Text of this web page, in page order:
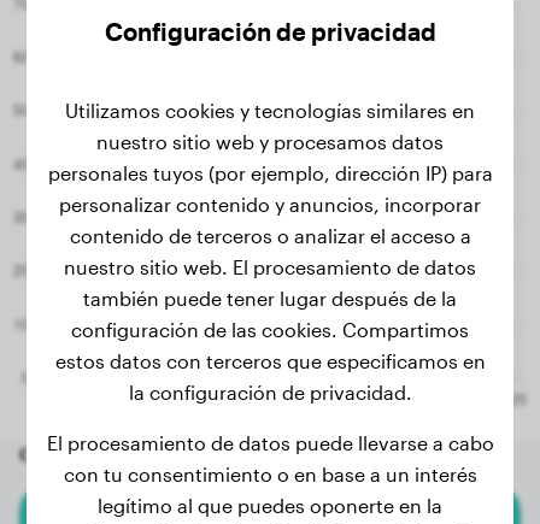
Otros perros aleatorios
Configuración de privacidad
Utilizamos cookies y tecnologías similares en
nuestro sitio web y procesamos datos
personales tuyos (por ejemplo, dirección IP) para
personalizar contenido y anuncios, incorporar
contenido de terceros o analizar el acceso a
nuestro sitio web. El procesamiento de datos
también puede tener lugar después de la
configuración de las cookies. Compartimos
estos datos con terceros que especificamos en
la configuración de privacidad.
El procesamiento de datos puede llevarse a cabo
con tu consentimiento o en base a un interés
legítimo al que puedes oponerte en la